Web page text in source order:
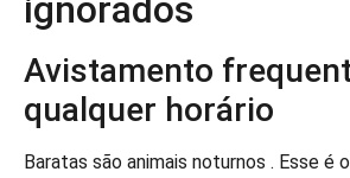
ignorados
Avistamento
qualquer horário
Baratas são animais noturnos . Esse é